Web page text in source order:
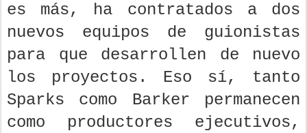
es más, ha contratados a dos
nuevos equipos de guionistas
para que desarrollen de nuevo
los proyectos. Eso sí, tanto
Sparks como Barker permanecen
como productores ejecutivos,